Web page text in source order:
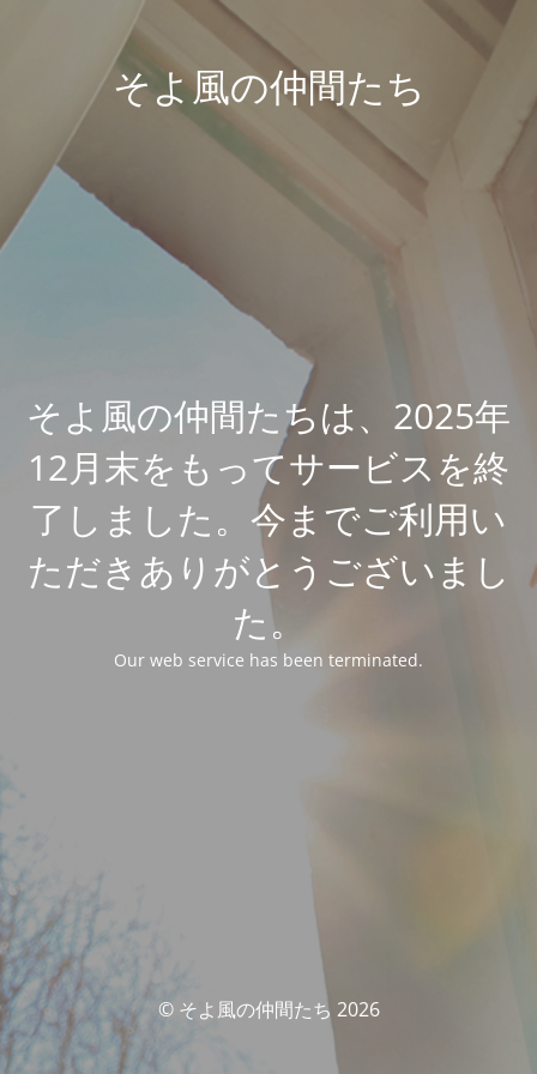
そよ風の仲間たち
そよ風の仲間たちは、2025年
12月末をもってサービスを終
了しました。今までご利用い
ただきありがとうございまし
た。
Our web service has been terminated.
© そよ風の仲間たち 2026